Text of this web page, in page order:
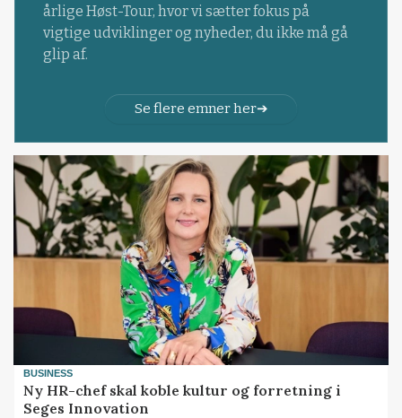
årlige Høst-Tour, hvor vi sætter fokus på
vigtige udviklinger og nyheder, du ikke må gå
glip af.
Se flere emner her
BUSINESS
Ny HR-chef skal koble kultur og forretning i
Seges Innovation